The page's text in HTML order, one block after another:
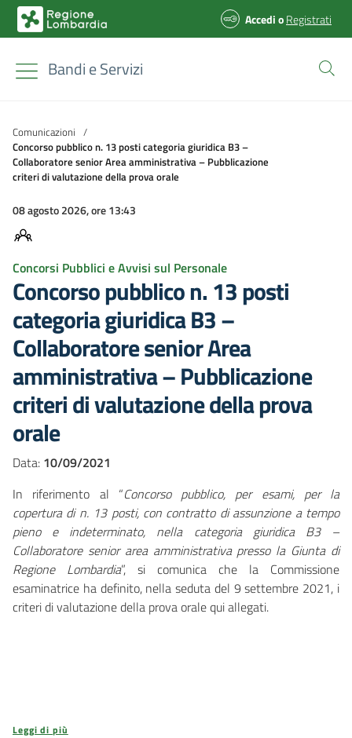
AccedioRegistrati
Bandi e Servizi
Comunicazioni /
Concorso pubblico n. 13 posti categoria giuridica B3 –
Collaboratore senior Area amministrativa – Pubblicazione
criteri di valutazione della prova orale
08 agosto 2026, ore 13:43
Concorsi Pubblici e Avvisi sul Personale
Concorso pubblico n. 13 posti
categoria giuridica B3 –
Collaboratore senior Area
amministrativa – Pubblicazione
criteri di valutazione della prova
orale
Data: 10/09/2021
In riferimento al “Concorso pubblico, per esami, per la
copertura di n. 13 posti, con contratto di assunzione a tempo
pieno e indeterminato, nella categoria giuridica B3 –
Collaboratore senior area amministrativa presso la Giunta di
Regione Lombardia”, si comunica che la Commissione
esaminatrice ha definito, nella seduta del 9 settembre 2021, i
criteri di valutazione della prova orale qui allegati.
Leggi di più